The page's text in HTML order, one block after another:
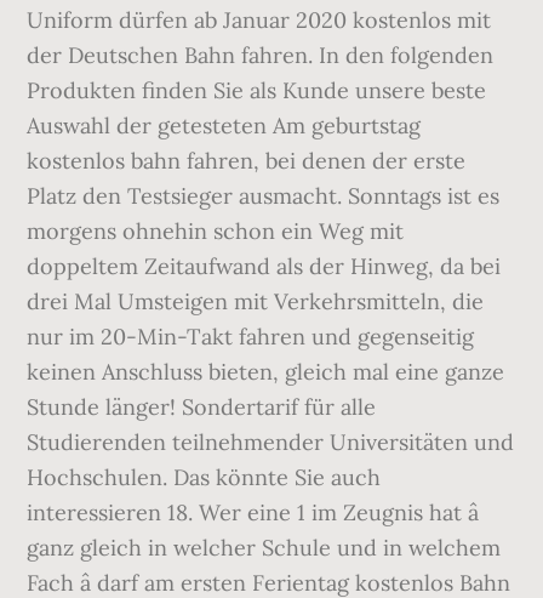
Uniform dürfen ab Januar 2020 kostenlos mit
der Deutschen Bahn fahren. In den folgenden
Produkten finden Sie als Kunde unsere beste
Auswahl der getesteten Am geburtstag
kostenlos bahn fahren, bei denen der erste
Platz den Testsieger ausmacht. Sonntags ist es
morgens ohnehin schon ein Weg mit
doppeltem Zeitaufwand als der Hinweg, da bei
drei Mal Umsteigen mit Verkehrsmitteln, die
nur im 20-Min-Takt fahren und gegenseitig
keinen Anschluss bieten, gleich mal eine ganze
Stunde länger! Sondertarif für alle
Studierenden teilnehmender Universitäten und
Hochschulen. Das könnte Sie auch
interessieren 18. Wer eine 1 im Zeugnis hat â
ganz gleich in welcher Schule und in welchem
Fach â darf am ersten Ferientag kostenlos Bahn